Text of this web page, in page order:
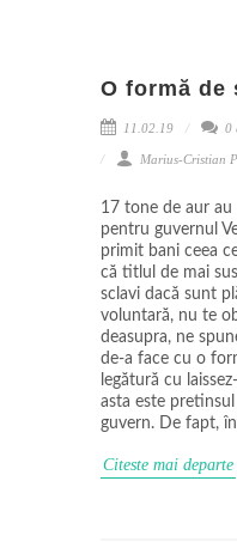
O formă de
11.02.19 0
Marius-Cristian
17 tone de aur
pentru guvernul
primit bani ceea
că titlul de mai
sclavi dacă sunt
voluntară, nu te
deasupra, ne
de-a face cu o
legătură cu
asta este
guvern. De fapt,
Citeste mai departe